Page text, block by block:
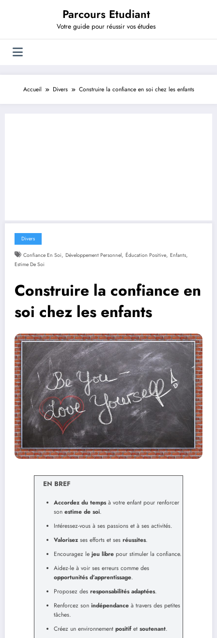
Parcours Etudiant
Votre guide pour réussir vos études
Accueil Divers Construire la confiance en soi chez les enfants
Divers
Confiance En Soi, Développement Personnel, Éducation Positive, Enfants,
Estime De Soi
Construire la confiance en
soi chez les enfants
EN BREF
Accordez du tempsà votre enfant pour renforcer
son estime de soi.
Intéressez-vous à ses passions et à ses activités.
Valorisez ses efforts et ses réussites.
Encouragez le jeu libre pour stimuler la confiance.
Aidez-le à voir ses erreurs comme des
opportunités d’apprentissage.
Proposez des responsabilités adaptées.
Renforcez son indépendance à travers des petites
tâches.
Créez un environnement positifet soutenant.